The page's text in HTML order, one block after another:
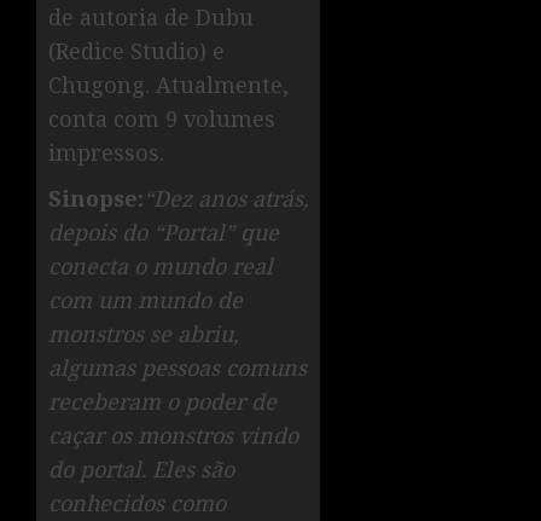
de autoria de Dubu
(Redice Studio) e
Chugong. Atualmente,
conta com 9 volumes
impressos.
Sinopse: “Dez anos atrás,
depois do “Portal” que
conecta o mundo real
com um mundo de
monstros se abriu,
algumas pessoas comuns
receberam o poder de
caçar os monstros vindo
do portal. Eles são
conhecidos como